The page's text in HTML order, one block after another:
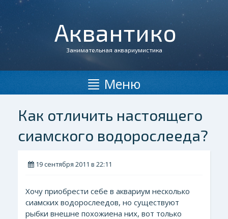
Аквантико
Занимательная аквариумистика
Меню
Как отличить настоящего
сиамского водорослееда?
19 сентября 2011 в 22:11
Хочу приобрести себе в аквариум несколько
сиамских водорослеедов, но существуют
рыбки внешне похожиена них, вот только